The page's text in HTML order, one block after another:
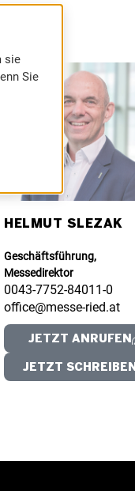
HELMUT SLEZAK
Geschäftsführung,
Messedirektor
0043-7752-84011-0
office@messe-ried.at
JETZT ANRUFEN
JETZT SCHREIBEN
sie
Sie